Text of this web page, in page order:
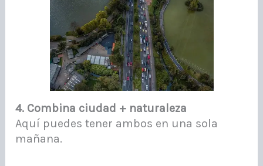
4. Combina ciudad + naturaleza
Aquí puedes tener ambos en una sola
mañana.